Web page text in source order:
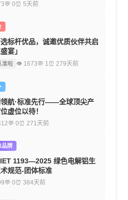
💬 0⏰ 5天前
选标杆优品，诚邀优质伙伴共启
宴」
准啦 👁 1673💬 1⏰ 279天前
航·标准先行——全球顶尖产
虚位以待！
💬 0⏰ 271天前
品牌
1193—2025 绿色电解铝生
规范-团体标准
💬 0⏰ 384天前